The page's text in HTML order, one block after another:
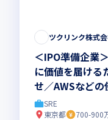
ツクリンク株式
＜IPO準備企業
に価値を届ける
せ／AWSなど
SRE
東京都
700-900